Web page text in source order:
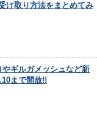
け取り方法をまとめてみ
ギルガメッシュなど新
まで開放!!